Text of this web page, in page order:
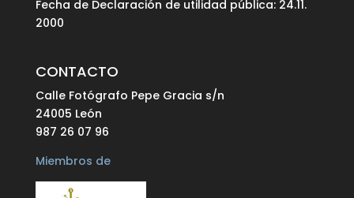
Fecha de Declaración de utilidad pública: 24.11.
2000
CONTACTO
Calle Fotógrafo Pepe Gracia s/n
24005 León
987 26 07 96
Miembros de